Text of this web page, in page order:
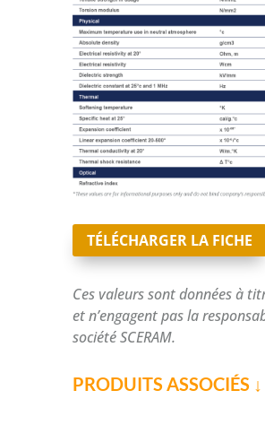
TÉLÉCHARGER LA FICHE
Ces valeurs sont données à
et n’engagent pas la
société SCERAM.
PRODUITS ASSOCIÉS ↓